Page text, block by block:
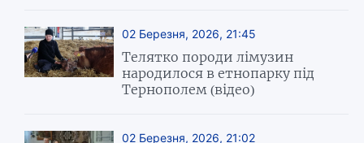
02 Березня, 2026, 21:45
Телятко породи лімузин
народилося в етнопарку під
Тернополем (відео)
02 Березня, 2026, 21:02